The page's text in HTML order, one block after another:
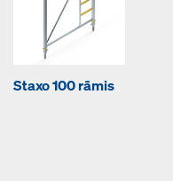
Staxo 100 rāmis